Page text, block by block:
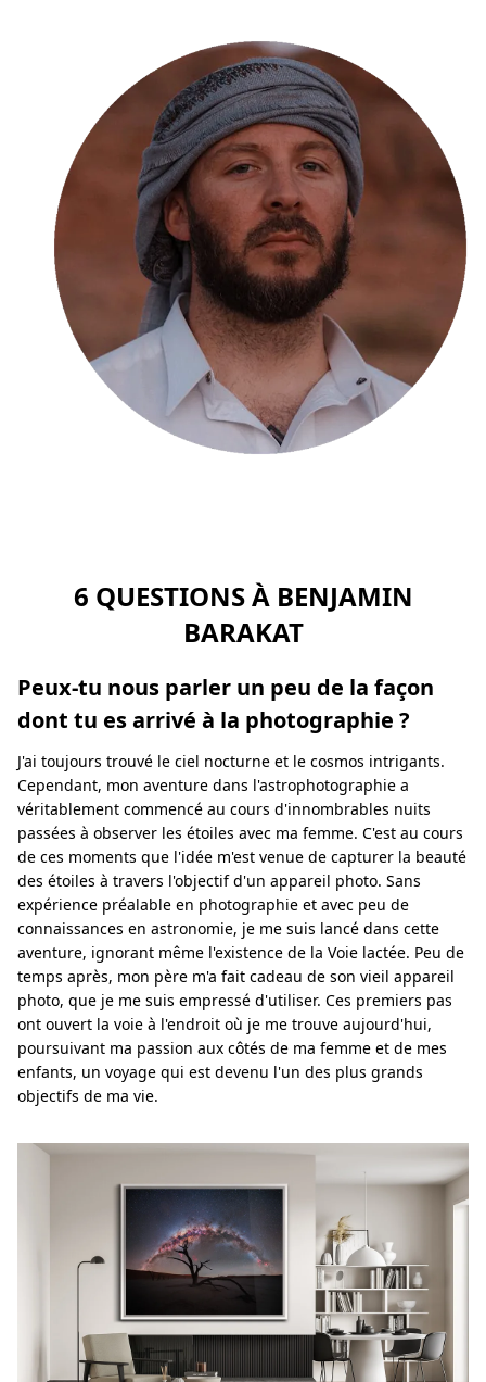
6 QUESTIONS À BENJAMIN
BARAKAT
Peux-tu nous parler un peu de la façon
dont tu es arrivé à la photographie ?
J'ai toujours trouvé le ciel nocturne et le cosmos intrigants.
Cependant, mon aventure dans l'astrophotographie a
véritablement commencé au cours d'innombrables nuits
passées à observer les étoiles avec ma femme. C'est au cours
de ces moments que l'idée m'est venue de capturer la beauté
des étoiles à travers l'objectif d'un appareil photo. Sans
expérience préalable en photographie et avec peu de
connaissances en astronomie, je me suis lancé dans cette
aventure, ignorant même l'existence de la Voie lactée. Peu de
temps après, mon père m'a fait cadeau de son vieil appareil
photo, que je me suis empressé d'utiliser. Ces premiers pas
ont ouvert la voie à l'endroit où je me trouve aujourd'hui,
poursuivant ma passion aux côtés de ma femme et de mes
enfants, un voyage qui est devenu l'un des plus grands
objectifs de ma vie.